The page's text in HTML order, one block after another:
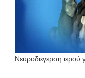
Νευροδιέγερση ιερού